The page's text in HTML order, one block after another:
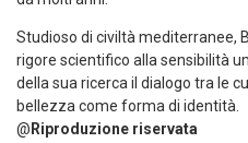
Studioso di civiltà mediterranee,
rigore scientifico alla sensibilità
della sua ricerca il dialogo tra le
bellezza come forma di identità.
@Riproduzione riservata